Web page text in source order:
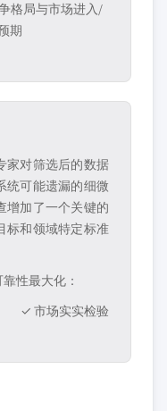
格局与市场进入/
期
家对筛选后的数据
统可能遗漏的细微
增加了一个关键的
标和领域特定标准
性最大化：
✓ 市场实实检验